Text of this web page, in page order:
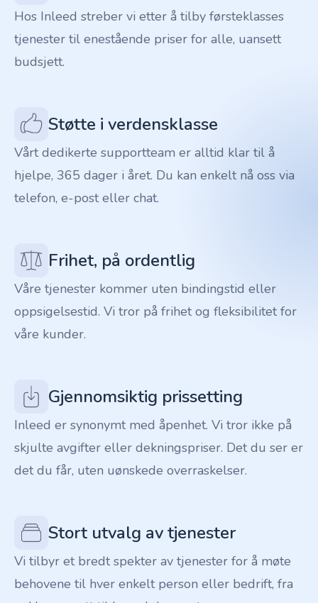
Hos Inleed streber vi etter å tilby førsteklasses
tjenester til enestående priser for alle, uansett
budsjett.
Støtte i verdensklasse
Vårt dedikerte supportteam er alltid klar til å
hjelpe, 365 dager i året. Du kan enkelt nå oss via
telefon, e-post eller chat.
Frihet, på ordentlig
Våre tjenester kommer uten bindingstid eller
oppsigelsestid. Vi tror på frihet og fleksibilitet for
våre kunder.
Gjennomsiktig prissetting
Inleed er synonymt med åpenhet. Vi tror ikke på
skjulte avgifter eller dekningspriser. Det du ser er
det du får, uten uønskede overraskelser.
Stort utvalg av tjenester
Vi tilbyr et bredt spekter av tjenester for å møte
behovene til hver enkelt person eller bedrift, fra